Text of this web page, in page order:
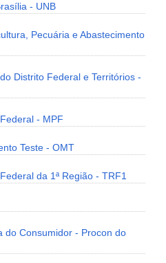
- UNB
Pecuária e Abastecimento
Distrito Federal e Territórios -
- MPF
Teste - OMT
da 1ª Região - TRF1
do Consumidor - Procon do